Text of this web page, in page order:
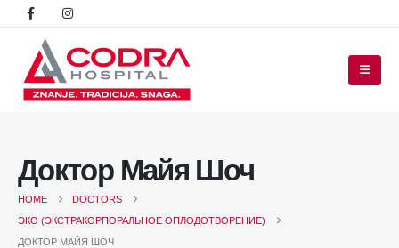
Доктор Майя Шоч
HOME
DOCTORS
ЭКО (ЭКСТРАКОРПОРАЛЬНОЕ ОПЛОДОТВОРЕНИЕ)
ДОКТОР МАЙЯ ШОЧ